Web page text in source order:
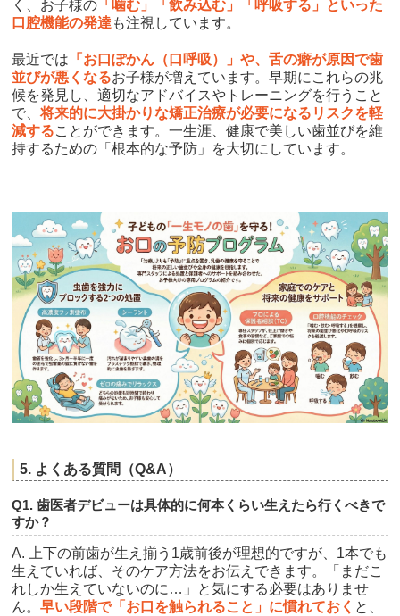
く、お子様の 「噛む」「飲み込む」「呼吸する」といった
口腔機能の発達 も注視しています。
最近では 「お口ぽかん（口呼吸）」や、舌の癖が原因で歯
並びが悪くなるお子様が増えています。早期にこれらの兆
候を発見し、適切なアドバイスやトレーニングを行うこと
で、将来的に大掛かりな矯正治療が必要になるリスクを軽
減することができます。一生涯、健康で美しい歯並びを維
持するための「根本的な予防」を大切にしています。
5. よくある質問（Q&A）
Q1. 歯医者デビューは具体的に何本くらい生えたら行くべきで
すか？
A. 上下の前歯が生え揃う1歳前後が理想的ですが、1本でも
生えていれば、そのケア方法をお伝えできます。「まだこ
れしか生えていないのに…」と気にする必要はありませ
ん。早い段階で「お口を触られること」に慣れておく と、